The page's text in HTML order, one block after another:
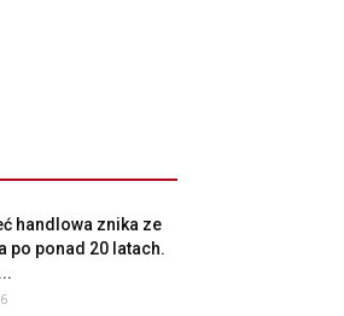
handlowa znika ze
po ponad 20 latach.